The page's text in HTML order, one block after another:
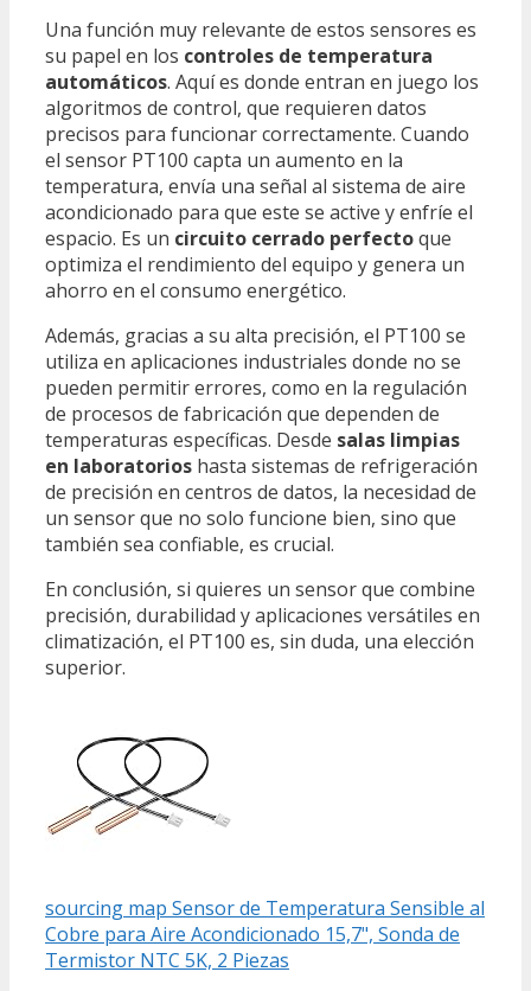
Una función muy relevante de estos sensores es
su papel en los controles de temperatura
automáticos. Aquí es donde entran en juego los
algoritmos de control, que requieren datos
precisos para funcionar correctamente. Cuando
el sensor PT100 capta un aumento en la
temperatura, envía una señal al sistema de aire
acondicionado para que este se active y enfríe el
espacio. Es un circuito cerrado perfectoque
optimiza el rendimiento del equipo y genera un
ahorro en el consumo energético.
Además, gracias a su alta precisión, el PT100 se
utiliza en aplicaciones industriales donde no se
pueden permitir errores, como en la regulación
de procesos de fabricación que dependen de
temperaturas específicas. Desde salas limpias
en laboratorios hasta sistemas de refrigeración
de precisión en centros de datos, la necesidad de
un sensor que no solo funcione bien, sino que
también sea confiable, es crucial.
En conclusión, si quieres un sensor que combine
precisión, durabilidad y aplicaciones versátiles en
climatización, el PT100 es, sin duda, una elección
superior.
sourcing map Sensor de Temperatura Sensible al
Cobre para Aire Acondicionado 15,7", Sonda de
Termistor NTC 5K, 2 Piezas